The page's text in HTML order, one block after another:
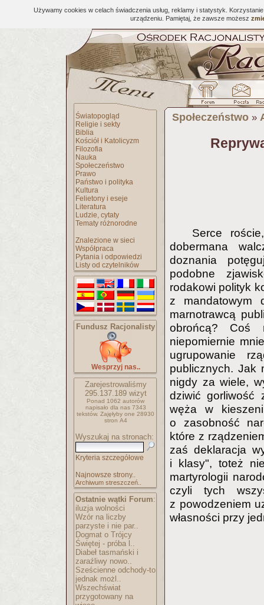
Używamy cookies w celach świadczenia usług, reklamy i statystyk.
urządzeniu. Pamiętaj, że zawsze możesz
Światopogląd
Religie i sekty
Biblia
Kościół i Katolicyzm
Filozofia
Nauka
Społeczeństwo
Prawo
Państwo i polityka
Kultura
Felietony i eseje
Literatura
Ludzie, cytaty
Tematy różnorodne
Znalezione w sieci
Współpraca
Pytania i odpowiedzi
Listy od czytelników
Fundusz Racjonalisty
Wesprzyj nas..
Zarejestrowaliśmy
295.137.189wizyt
Ponad 1062 autorów
napisało dla nas 7343
tekstów. Zajęłyby one 28930
stron A4
Wyszukaj na stronach:
Kryteria szczegółowe
Najnowsze strony..
Archiwum streszczeń..
Ostatnie wątki Forum:
iluzja wolności
Wzór na liczby
parzyste i nie par..
Dogmat o Trójcy
Świętej - próba l..
Diabeł tasmański i
zaraźliwy nowo..
Sześcienne odchody-to
jednak możl..
Wszechświat
przygotowany na
Społeczeństwo »
Serce
dobermana
doznania
podobne
rodakowi polityk
z mandatowym
marnotrawcą
obrońcą? Coś
niepomiernie
ugrupowanie
publicznych. Jak
nigdy za wiele,
dziwić gorliwość
węża w
o zasobność
które z
zaś deklaracja
i klasy", toteż
martyrologii
czyli tych
z powodzeniem
własności przy